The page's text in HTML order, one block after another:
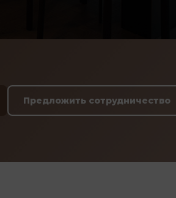
Предложить сотрудничество